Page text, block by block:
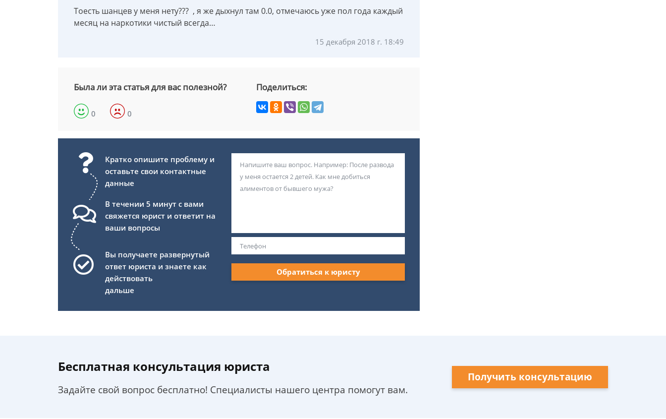
Тоесть шанцев у меня нету??? , я же дыхнул там 0.0, отмечаюсь уже пол года каждый
месяц на наркотики чистый всегда…
15 декабря 2018 г. 18:49
Была ли эта статья для вас полезной?
0 0
Поделиться:
Кратко опишите проблему и
оставьте свои контактные
данные
В течении 5 минут с вами
свяжется юрист и ответит на
ваши вопросы
Вы получаете развернутый
ответ юриста и знаете как
действовать
дальше
Обратиться к юристу
Бесплатная консультация юриста
Задайте свой вопрос бесплатно! Специалисты нашего центра помогут вам.
Получить консультацию